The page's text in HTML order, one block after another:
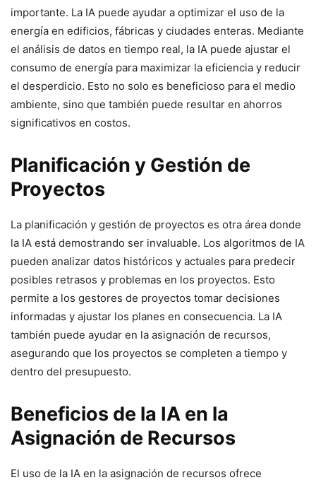
importante. La IA puede ayudar a optimizar el uso de la
energía en edificios, fábricas y ciudades enteras. Mediante
el análisis de datos en tiempo real, la IA puede ajustar el
consumo de energía para maximizar la eficiencia y reducir
el desperdicio. Esto no solo es beneficioso para el medio
ambiente, sino que también puede resultar en ahorros
significativos en costos.
Planificación y Gestión de
Proyectos
La planificación y gestión de proyectos es otra área donde
la IA está demostrando ser invaluable. Los algoritmos de IA
pueden analizar datos históricos y actuales para predecir
posibles retrasos y problemas en los proyectos. Esto
permite a los gestores de proyectos tomar decisiones
informadas y ajustar los planes en consecuencia. La IA
también puede ayudar en la asignación de recursos,
asegurando que los proyectos se completen a tiempo y
dentro del presupuesto.
Beneficios de la IA en la
Asignación de Recursos
El uso de la IA en la asignación de recursos ofrece